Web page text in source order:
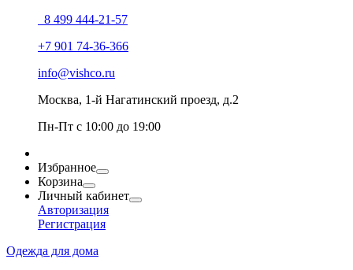
8 499 444-21-57
+7 901 74-36-366
info@vishco.ru
Москва, 1-й Нагатинский проезд, д.2
Пн-Пт с 10:00 до 19:00
Избранное
Корзина
Личный кабинет
Авторизация
Регистрация
Одежда для дома